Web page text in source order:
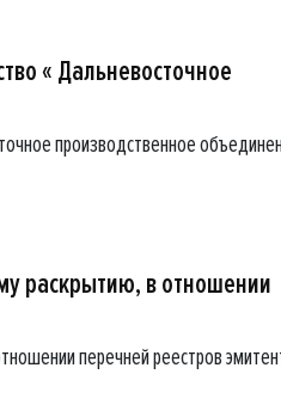
« Дальневосточное
производственное
раскрытию, в отношении
перечней реестров